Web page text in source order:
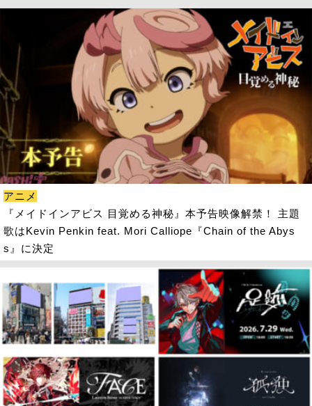
アニメ
『メイドインアビス 目覚める神秘』本予告映像解禁！ 主題
歌はKevin Penkin feat. Mori Calliope『Chain of the Abys
s』に決定